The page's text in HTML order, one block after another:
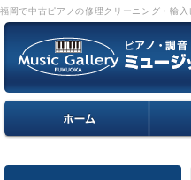
福岡で中古ピアノの修理クリーニング・輸